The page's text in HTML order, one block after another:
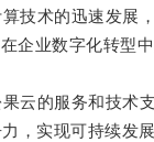
术的迅速发展，
企业数字化转型
的服务和技术
，实现可持续发展